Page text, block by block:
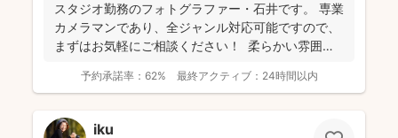
スタジオ勤務のフォトグラファー・石井です。 専業
カメラマンであり、全ジャンル対応可能ですので、
まずはお気軽にご相談ください！ 柔らかい雰囲気
予約承諾率： 62% 最終アクティブ： 24時間以内
iku